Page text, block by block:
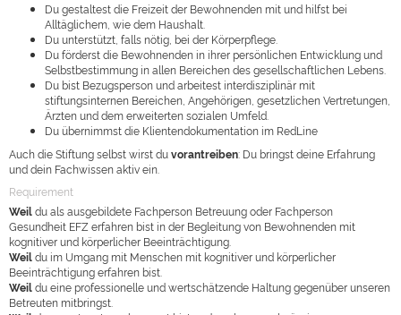
Du gestaltest die Freizeit der Bewohnenden mit und hilfst bei
Alltäglichem, wie dem Haushalt.
Du unterstützt, falls nötig, bei der Körperpflege.
Du förderst die Bewohnenden in ihrer persönlichen Entwicklung und
Selbstbestimmung in allen Bereichen des gesellschaftlichen Lebens.
Du bist Bezugsperson und arbeitest interdisziplinär mit
stiftungsinternen Bereichen, Angehörigen, gesetzlichen Vertretungen,
Ärzten und dem erweiterten sozialen Umfeld.
Du übernimmst die Klientendokumentation im RedLine
Auch die Stiftung selbst wirst duvorantreiben: Du bringst deine Erfahrung
und dein Fachwissen aktiv ein.
Requirement
Weildu als ausgebildete Fachperson Betreuung oder Fachperson
Gesundheit EFZ erfahren bist in der Begleitung von Bewohnenden mit
kognitiver und körperlicher Beeinträchtigung.
Weildu im Umgang mit Menschen mit kognitiver und körperlicher
Beeinträchtigung erfahren bist.
Weildu eine professionelle und wertschätzende Haltung gegenüber unseren
Betreuten mitbringst.